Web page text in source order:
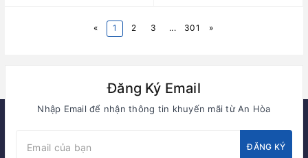
« 1 2 3 ... 301 »
Đăng Ký Email
Nhập Email để nhận thông tin khuyến mãi từ An Hòa
ĐĂNG KÝ